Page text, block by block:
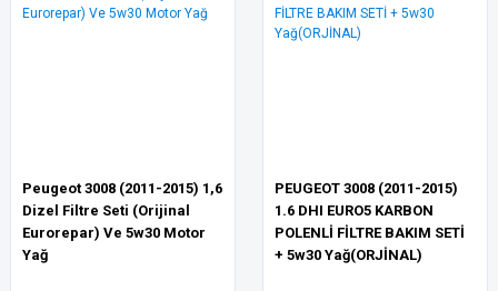
Peugeot 3008 (2011-2015) 1,6
Dizel Filtre Seti (Orijinal
Eurorepar) Ve 5w30 Motor
Yağ
PEUGEOT 3008 (2011-2015)
1.6 DHI EURO5 KARBON
POLENLİ FİLTRE BAKIM SETİ
+ 5w30 Yağ(ORJİNAL)